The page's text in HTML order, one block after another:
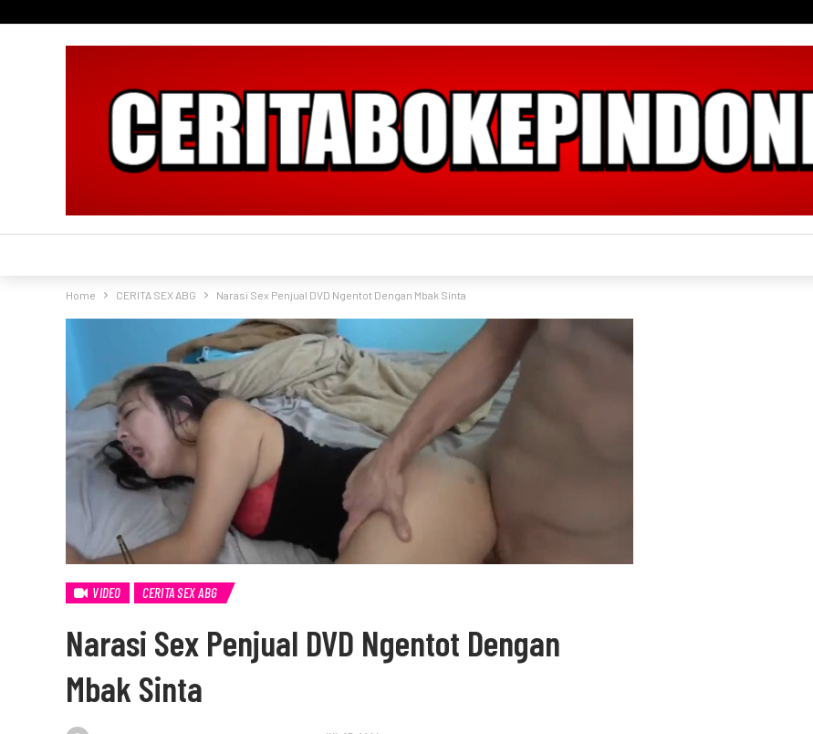
Home CERITA SEX ABG Narasi Sex Penjual DVD Ngentot Dengan Mbak Sinta
VIDEO CERITA SEX ABG
Narasi Sex Penjual DVD Ngentot Dengan
Mbak Sinta